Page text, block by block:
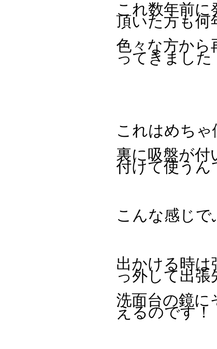
これ数年前
頂いた方も何
色々な方から
ってきました
これはめち
裏に吸盤が付
付けて使うん
こんな感じ
出かける時
っ外して出
洗面台の鏡に
えるのです！